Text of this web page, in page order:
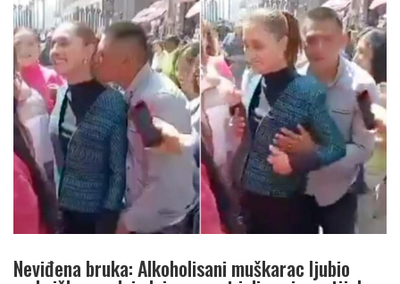
Neviđena bruka: Alkoholisani muškarac ljubio